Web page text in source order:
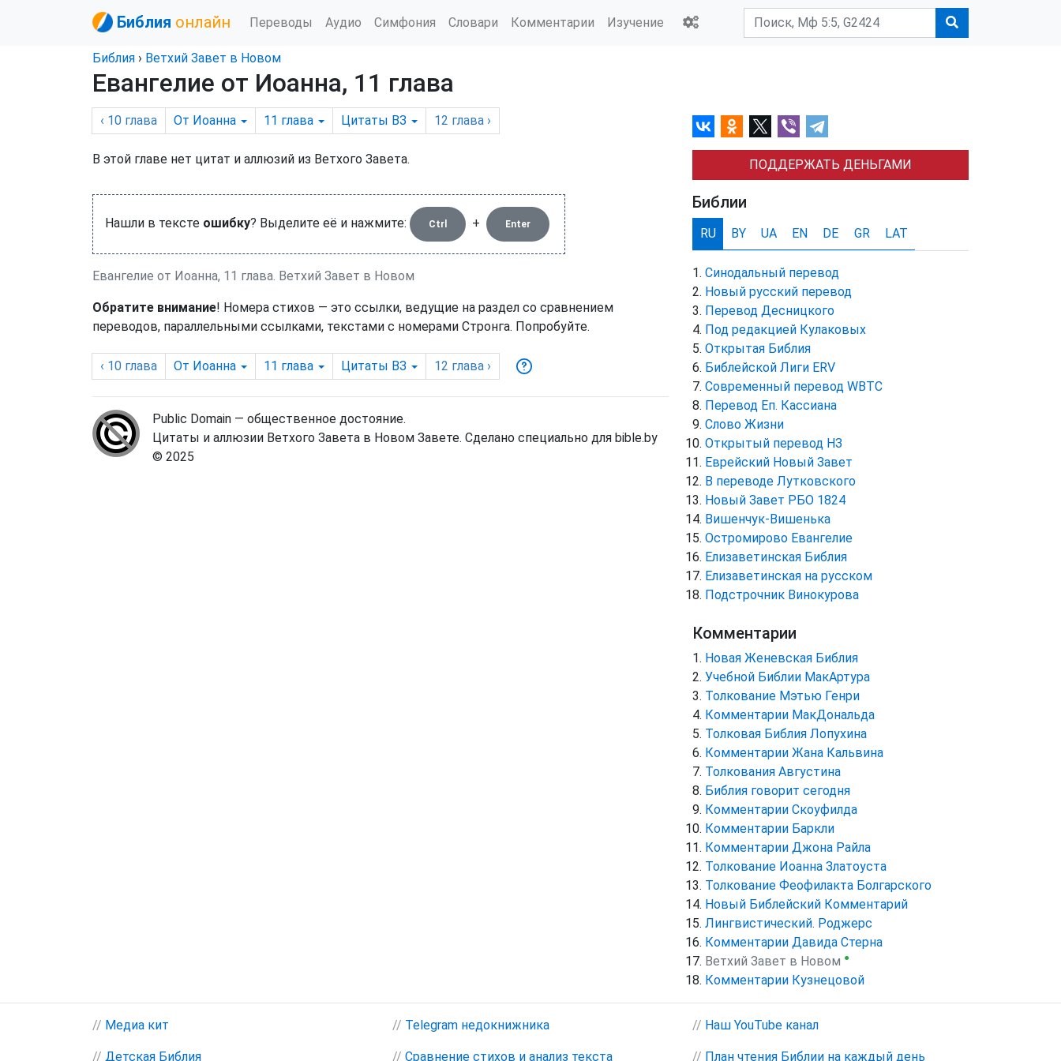
Библия онлайн Переводы Аудио Симфония Словари Комментарии Изучение
Библия › Ветхий Завет в Новом
Евангелие от Иоанна, 11 глава
‹ 10 глава От Иоанна 11 глава Цитаты ВЗ 12 глава ›
В этой главе нет цитат и аллюзий из Ветхого Завета.
Нашли в тексте ошибку? Выделите её и нажмите: Ctrl + Enter
Евангелие от Иоанна, 11 глава. Ветхий Завет в Новом
Обратите внимание! Номера стихов — это ссылки, ведущие на раздел со сравнением
переводов, параллельными ссылками, текстами с номерами Стронга. Попробуйте.
‹ 10 глава От Иоанна 11 глава Цитаты ВЗ 12 глава ›
Public Domain — общественное достояние.
Цитаты и аллюзии Ветхого Завета в Новом Завете. Сделано специально для bible.by
© 2025
ПОДДЕРЖАТЬ ДЕНЬГАМИ
Библии
RU BY UA EN DE GR LAT
Синодальный перевод
Новый русский перевод
Перевод Десницкого
Под редакцией Кулаковых
Открытая Библия
Библейской Лиги ERV
Cовременный перевод WBTC
Перевод Еп. Кассиана
Слово Жизни
Открытый перевод НЗ
Еврейский Новый Завет
В переводе Лутковского
Новый Завет РБО 1824
Вишенчук-Вишенька
Остромирово Евангелие
Елизаветинская Библия
Елизаветинская на русском
Подстрочник Винокурова
Комментарии
Новая Женевская Библия
Учебной Библии МакАртура
Толкование Мэтью Генри
Комментарии МакДональда
Толковая Библия Лопухина
Комментарии Жана Кальвина
Толкования Августина
Библия говорит сегодня
Комментарии Скоуфилда
Комментарии Баркли
Комментарии Джона Райла
Толкование Иоанна Златоуста
Толкование Феофилакта Болгарского
Новый Библейский Комментарий
Лингвистический. Роджерс
Комментарии Давида Стерна
Ветхий Завет в Новом ●
Комментарии Кузнецовой
// Медиа кит // Telegram недокнижника // Наш YouTube канал
// Детская Библия // Сравнение стихов и анализ текста // План чтения Библии на каждый день